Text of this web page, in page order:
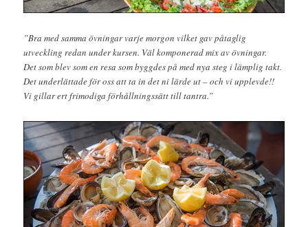
”Bra med samma övningar varje morgon vilket gav påtaglig
utveckling redan under kursen. Väl komponerad mix av övningar.
Det som blev som en resa som byggdes på med nya steg i lämplig takt.
Det underlättade för oss att ta in det ni lärde ut – och vi upplevde!!
Vi gillar ert frimodiga förhållningssätt till tantra.”